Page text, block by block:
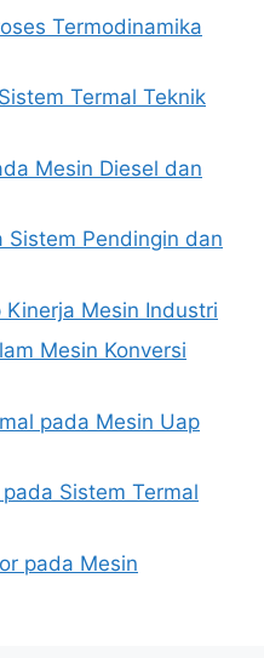
Termodinamika
Termal Teknik
Mesin Diesel dan
Sistem Pendingin dan
Mesin Industri
Mesin Konversi
pada Mesin Uap
Sistem Termal
pada Mesin